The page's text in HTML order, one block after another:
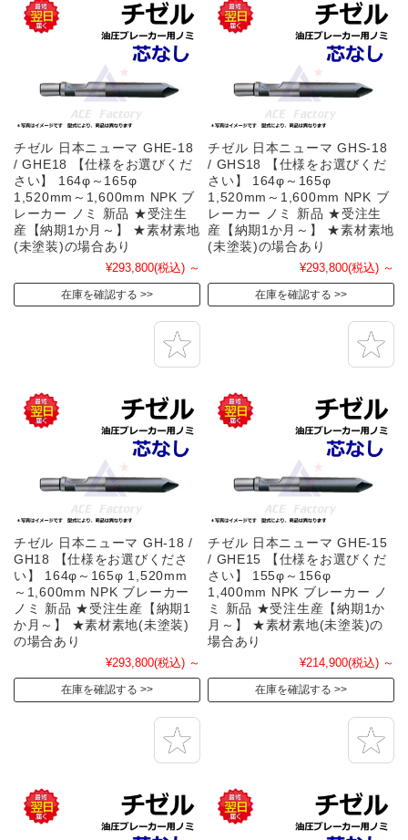
チゼル 日本ニューマ GHE-18
/ GHE18 【仕様をお選びくだ
さい】 164φ～165φ
1,520mm～1,600mm NPK ブ
レーカー ノミ 新品 ★受注生
産【納期1か月～】 ★素材素地
(未塗装)の場合あり
¥293,800(税込) ～
在庫を確認する
チゼル 日本ニューマ GHS-18
/ GHS18 【仕様をお選びくだ
さい】 164φ～165φ
1,520mm～1,600mm NPK ブ
レーカー ノミ 新品 ★受注生
産【納期1か月～】 ★素材素地
(未塗装)の場合あり
¥293,800(税込) ～
在庫を確認する
チゼル 日本ニューマ GH-18 /
GH18 【仕様をお選びくださ
い】 164φ～165φ 1,520mm
～1,600mm NPK ブレーカー
ノミ 新品 ★受注生産【納期1
か月～】 ★素材素地(未塗装)
の場合あり
¥293,800(税込) ～
在庫を確認する
チゼル 日本ニューマ GHE-15
/ GHE15 【仕様をお選びくだ
さい】 155φ～156φ
1,400mm NPK ブレーカー ノ
ミ 新品 ★受注生産【納期1か
月～】 ★素材素地(未塗装)の
場合あり
¥214,900(税込) ～
在庫を確認する